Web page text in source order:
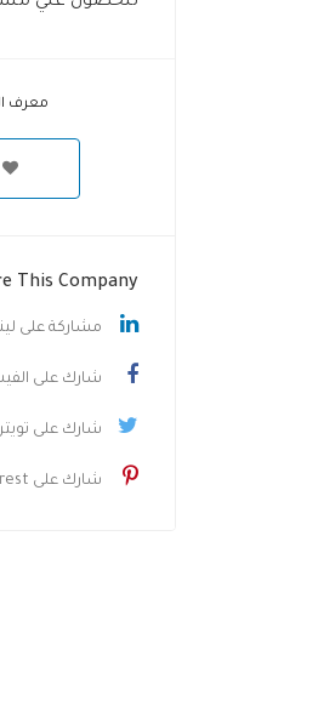
معرف
This Company
مشاركة على
شارك على
شارك على تويتر
شارك على Pinterest